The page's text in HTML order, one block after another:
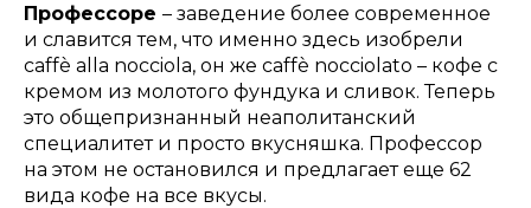
Профессоре – заведение более современное
и славится тем, что именно здесь изобрели
caffè alla nocciola, он же caffè nocciolato – кофе с
кремом из молотого фундука и сливок. Теперь
это общепризнанный неаполитанский
специалитет и просто вкусняшка. Профессор
на этом не остановился и предлагает еще 62
вида кофе на все вкусы.